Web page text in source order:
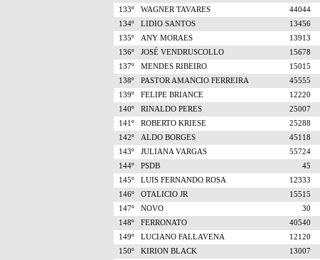
133º
WAGNER TAVARES 44044
134º
LIDIO SANTOS 13456
135º
ANY MORAES 13913
136º
JOSÉ VENDRUSCOLLO 15678
137º
MENDES RIBEIRO 15015
138º
PASTOR AMANCIO FERREIRA 45555
139º
FELIPE BRIANCE 12220
140º
RINALDO PERES 25007
141º
ROBERTO KRIESE 25288
142º
ALDO BORGES 45118
143º
JULIANA VARGAS 55724
144º
PSDB 45
145º
LUIS FERNANDO ROSA 12333
146º
OTALICIO JR 15515
147º
NOVO 30
148º
FERRONATO 40540
149º
LUCIANO FALLAVENA 12120
150º
KIRION BLACK 13007